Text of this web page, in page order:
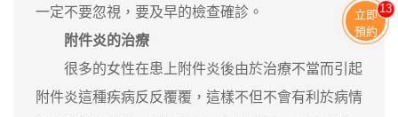
一定不要忽視，要及早的檢查確診。
附件炎的治療
很多的女性在患上附件炎後由於治療不當而引起
附件炎這種疾病反反覆覆，這樣不但不會有利於病情
立即
預約
13